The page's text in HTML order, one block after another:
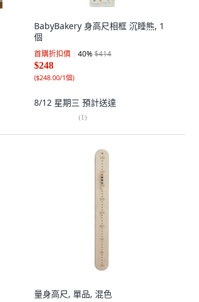
BabyBakery 身高尺相框 沉睡熊, 1
個
首購折扣價 40%$414
$248
($248.00/1個)
8/12 星期三 預計送達
(1)
量身高尺, 單品, 混色